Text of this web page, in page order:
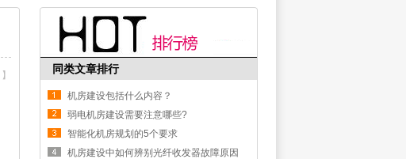
】 同类文章排行
机房建设包括什么内容？
弱电机房建设需要注意哪些?
智能化机房规划的5个要求
机房建设中如何辨别光纤收发器故障原因